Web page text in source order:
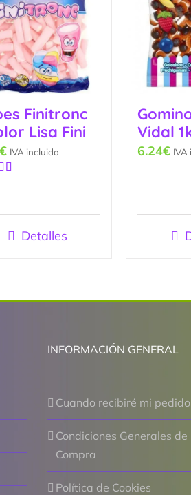
Finitronc
Lisa Fini
€ IVA incluido
Detalles
Vidal
6.24€ IVA
INFORMACIÓN GENERAL
Cuando recibiré mi pedido
Condiciones Generales de
Compra
Política de Cookies